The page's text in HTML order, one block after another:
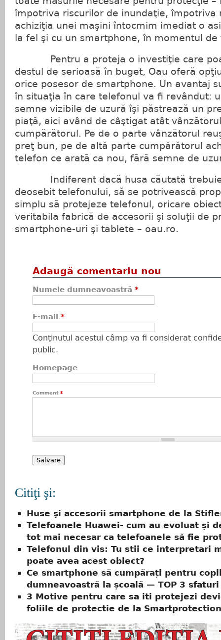
împotriva riscurilor de inundaţie, împotriva
achiziţia unei maşini întocmim imediat o
la fel şi cu un smartphone, în momentul de
Pentru a proteja o investiţie care
destul de serioasă în buget, Oau oferă
orice posesor de smartphone. Un avantaj
în situaţia în care telefonul va fi revândut:
semne vizibile de uzură îşi păstrează un
piaţă, aici având de câştigat atât
cumpărătorul. Pe de o parte vânzătorul
preţ bun, pe de altă parte cumpărătorul
telefon ce arată ca nou, fără semne de
Indiferent dacă husa căutată trebuie
deosebit telefonului, să se potrivească
simplu să protejeze telefonul, oricare
veritabila fabrică de accesorii şi soluţii de
smartphone-uri şi tablete – oau.ro.
Adaugă comentariu nou
Numele dumneavoastră *
E-mail *
Conţinutul acestui câmp va fi considerat
public.
Homepage
Comment *
Citiţi şi:
Huse şi accesorii smartphone de la
Telefoanele Huawei- cum au evoluat și
tot mai necesar ca telefoanele să fie
Telefonul din vis: Tu stii ce interpretari
poate avea acest obiect?
Ce smartphone să cumpărați pentru
dumneavoastră la școală — TOP 3 sfaturi
3 Motive pentru care sa iti protejezi
foliile de protectie de la Smartprotection